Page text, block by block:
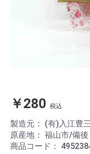
￥280 税込
製造元： (有)入江豊
原産地： 福山市/備後
商品コード：